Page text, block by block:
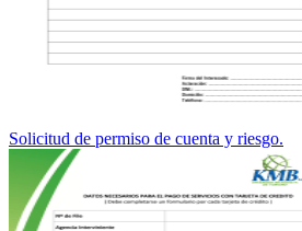
Solicitud de permiso de cuenta y riesgo.